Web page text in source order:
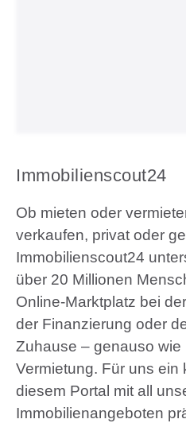
Immobilienscout24
Ob mieten oder
verkaufen, privat oder
Immobilienscout24
über 20 Millionen
Online-Marktplatz bei
der Finanzierung oder
Zuhause – genauso wie
Vermietung. Für uns ein
diesem Portal mit all
Immobilienangeboten